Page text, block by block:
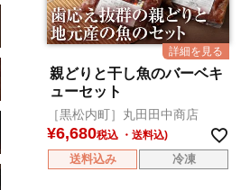
親どりと干し魚のバーベキ
ューセット
［黒松内町］丸田田中商店
¥6,680税込
送料込み 冷凍